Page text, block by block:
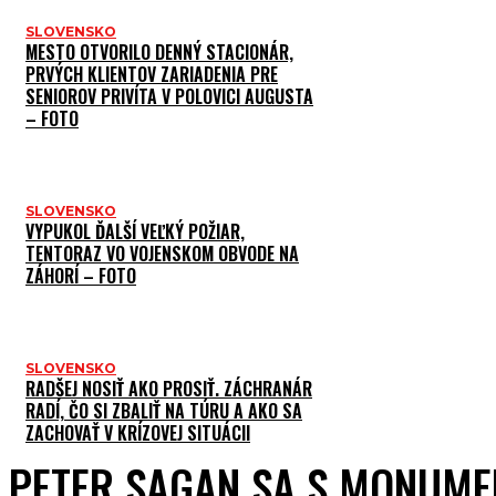
SLOVENSKO
MESTO OTVORILO DENNÝ STACIONÁR,
PRVÝCH KLIENTOV ZARIADENIA PRE
SENIOROV PRIVÍTA V POLOVICI AUGUSTA
– FOTO
SLOVENSKO
VYPUKOL ĎALŠÍ VEĽKÝ POŽIAR,
TENTORAZ VO VOJENSKOM OBVODE NA
ZÁHORÍ – FOTO
SLOVENSKO
RADŠEJ NOSIŤ AKO PROSIŤ. ZÁCHRANÁR
RADÍ, ČO SI ZBALIŤ NA TÚRU A AKO SA
ZACHOVAŤ V KRÍZOVEJ SITUÁCII